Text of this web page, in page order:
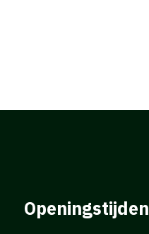
Openingstijden